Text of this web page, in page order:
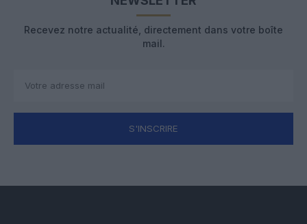
Recevez notre actualité, directement dans votre boîte
mail.
S'INSCRIRE